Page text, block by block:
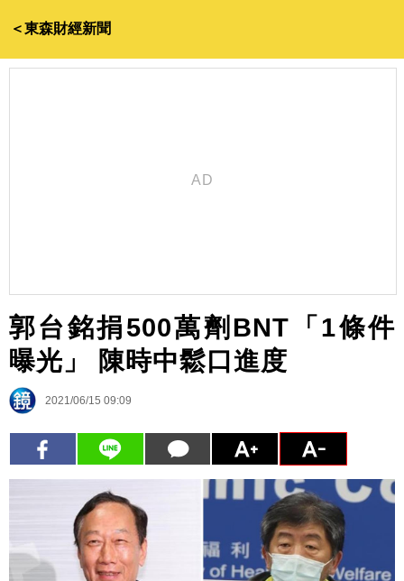
＜東森財經新聞
郭台銘捐500萬劑BNT「1條件
曝光」 陳時中鬆口進度
2021/06/15 09:09